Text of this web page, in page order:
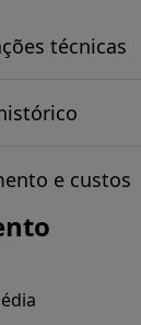
técnicas
e custos